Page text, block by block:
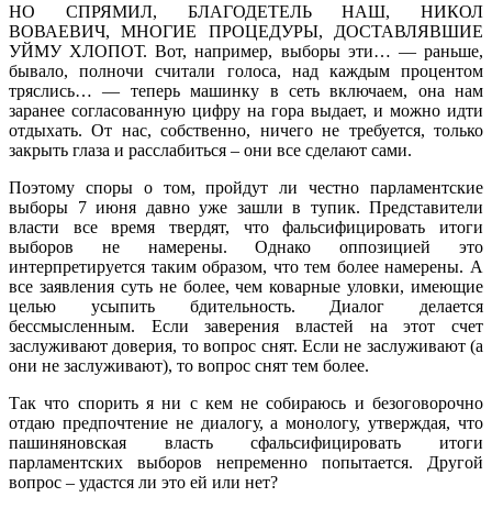
НО СПРЯМИЛ, БЛАГОДЕТЕЛЬ НАШ, НИКОЛ
ВОВАЕВИЧ, МНОГИЕ ПРОЦЕДУРЫ, ДОСТАВЛЯВШИЕ
УЙМУ ХЛОПОТ. Вот, например, выборы эти… — раньше,
бывало, полночи считали голоса, над каждым процентом
тряслись… — теперь машинку в сеть включаем, она нам
заранее согласованную цифру на гора выдает, и можно идти
отдыхать. От нас, собственно, ничего не требуется, только
закрыть глаза и расслабиться – они все сделают сами.
Поэтому споры о том, пройдут ли честно парламентские
выборы 7 июня давно уже зашли в тупик. Представители
власти все время твердят, что фальсифицировать итоги
выборов не намерены. Однако оппозицией это
интерпретируется таким образом, что тем более намерены. А
все заявления суть не более, чем коварные уловки, имеющие
целью усыпить бдительность. Диалог делается
бессмысленным. Если заверения властей на этот счет
заслуживают доверия, то вопрос снят. Если не заслуживают (а
они не заслуживают), то вопрос снят тем более.
Так что спорить я ни с кем не собираюсь и безоговорочно
отдаю предпочтение не диалогу, а монологу, утверждая, что
пашиняновская власть сфальсифицировать итоги
парламентских выборов непременно попытается. Другой
вопрос – удастся ли это ей или нет?